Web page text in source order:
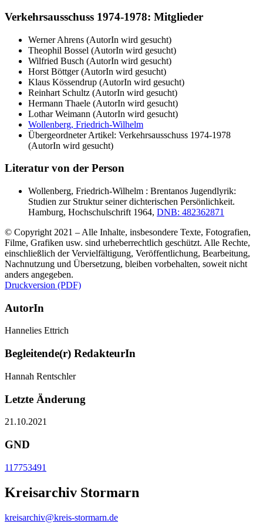
Verkehrsausschuss 1974-1978: Mitglieder
Werner Ahrens (AutorIn wird gesucht)
Theophil Bossel (AutorIn wird gesucht)
Wilfried Busch (AutorIn wird gesucht)
Horst Böttger (AutorIn wird gesucht)
Klaus Kössendrup (AutorIn wird gesucht)
Reinhart Schultz (AutorIn wird gesucht)
Hermann Thaele (AutorIn wird gesucht)
Lothar Weimann (AutorIn wird gesucht)
Wollenberg, Friedrich-Wilhelm
Übergeordneter Artikel: Verkehrsausschuss 1974-1978
(AutorIn wird gesucht)
Literatur von der Person
Wollenberg, Friedrich-Wilhelm : Brentanos Jugendlyrik:
Studien zur Struktur seiner dichterischen Persönlichkeit.
Hamburg, Hochschulschrift 1964, DNB: 482362871
© Copyright 2021 – Alle Inhalte, insbesondere Texte, Fotografien,
Filme, Grafiken usw. sind urheberrechtlich geschützt. Alle Rechte,
einschließlich der Vervielfältigung, Veröffentlichung, Bearbeitung,
Nachnutzung und Übersetzung, bleiben vorbehalten, soweit nicht
anders angegeben.
Druckversion (PDF)
AutorIn
Hannelies Ettrich
Begleitende(r) RedakteurIn
Hannah Rentschler
Letzte Änderung
21.10.2021
GND
117753491
Kreisarchiv Stormarn
kreisarchiv@kreis-stormarn.de